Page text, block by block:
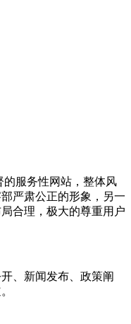
服务性网站，整体风
严肃公正的形象，另一
合理，极大的尊重用户
、新闻发布、政策阐